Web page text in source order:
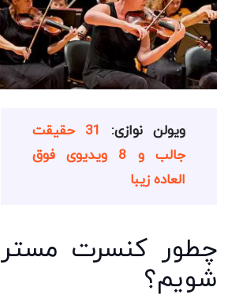
ویولن نوازی:
31 حقیقت
جالب و 8 ویدیوی فوق
العاده زیبا
چطور کنسرت مستر
شویم؟